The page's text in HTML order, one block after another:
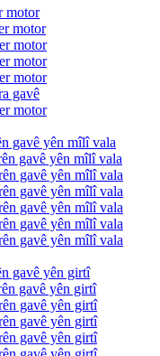
motor
motor
motor
motor
motor
gavê
motor
gavê yên mîlî vala
gavê yên mîlî vala
gavê yên mîlî vala
gavê yên mîlî vala
gavê yên mîlî vala
gavê yên mîlî vala
gavê yên mîlî vala
gavê yên girtî
gavê yên girtî
gavê yên girtî
gavê yên girtî
gavê yên girtî